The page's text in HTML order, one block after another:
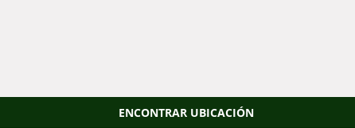
ENCONTRAR UBICACIÓN